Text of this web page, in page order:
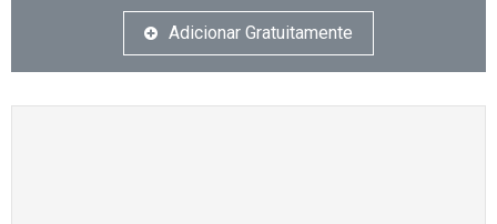
Adicionar Gratuitamente